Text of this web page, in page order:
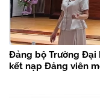
Đảng bộ Trường Đại
kết nạp Đảng viên